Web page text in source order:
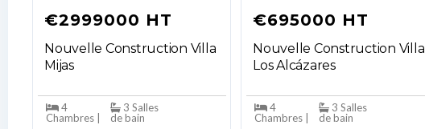
€2999000 HT
Nouvelle Construction Villa
Mijas
4
Chambres |
3 Salles
de bain
€695000 HT
Nouvelle Construction Villa
Los Alcázares
4
Chambres |
3 Salles
de bain